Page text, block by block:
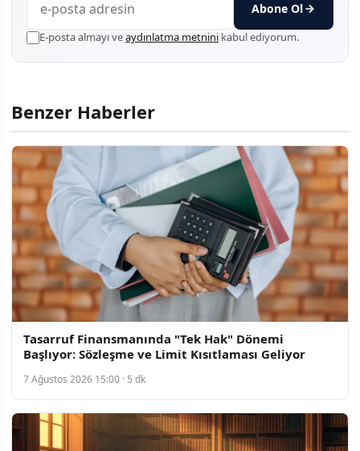
Abone Ol
E-posta almayı veaydınlatma metnini kabul ediyorum.
Benzer Haberler
Tasarruf Finansmanında "Tek Hak" Dönemi
Başlıyor: Sözleşme ve Limit Kısıtlaması Geliyor
7 Ağustos 2026 15:00 · 5 dk